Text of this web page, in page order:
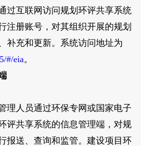
互联网访问规划环评共享系统
注册账号，对其组织开展的规划
补充和更新。系统访问地址为
#/eia。
人员通过环保专网或国家电子
评共享系统的信息管理端，对规
报送、查询和监管。建设项目环